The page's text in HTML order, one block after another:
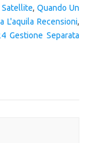
Satellite,Quando Un
L'aquila Recensioni,
Gestione Separata